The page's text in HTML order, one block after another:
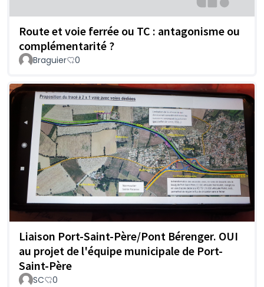
Route et voie ferrée ou TC : antagonisme ou
complémentarité ?
Braguier 0
Liaison Port-Saint-Père/Pont Bérenger. OUI
au projet de l'équipe municipale de Port-
Saint-Père
SC 0